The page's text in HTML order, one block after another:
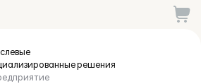
решения